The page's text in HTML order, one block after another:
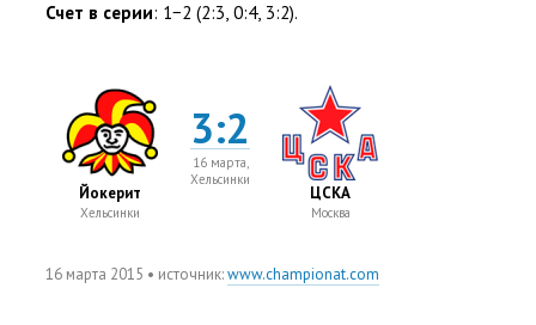
Счет в серии: 1−2 (2:3, 0:4, 3:2).
Йокерит
Хельсинки
3:2
16 марта,
Хельсинки
ЦСКА
Москва
16 марта 2015 • источник:www.championat.com